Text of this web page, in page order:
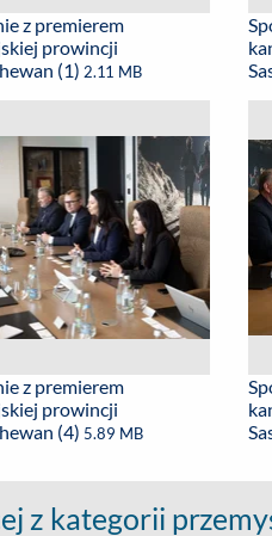
z premierem
prowincji
(1) 2.11 MB
z premierem
prowincji
(4) 5.89 MB
z kategorii